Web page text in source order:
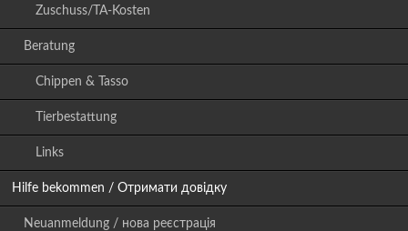
Zuschuss/TA-Kosten
Beratung
Chippen & Tasso
Tierbestattung
Links
Hilfe bekommen / Отримати довідку
Neuanmeldung / нова реєстрація